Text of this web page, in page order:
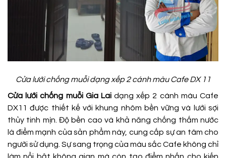
Cửa lưới chống muỗi dạng xếp 2 cánh màu Cafe DX 11
Cửa lưới chống muỗi Gia Laidạng xếp 2 cánh màu Cafe
DX11 được thiết kế với khung nhôm bền vững và lưới sợi
thủy tinh mịn. Độ bền cao và khả năng chống thấm nước
là điểm mạnh của sản phẩm này, cung cấp sự an tâm cho
người sử dụng. Sự sang trọng của màu sắc Cafe không chỉ